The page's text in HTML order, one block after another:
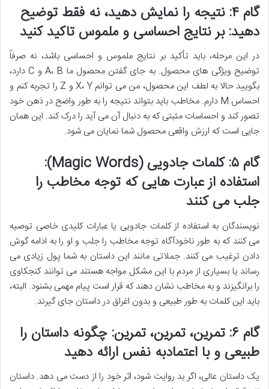
گام ۴: نتیجه را نمایش دهید، نه فقط توضیح
دهید: بر نتایج احساسی و ملموس تاکید کنید
در این مرحله، باید تأکید بر نتایج ملموس و احساسی باشد، نه صرفاً
توضیح ویژگی های محصول. به جای گفتن محصول ما A، B و C دارد،
بگویید حالا به لطف این محصول، من می توانم X، Y و Z را تجربه کنم و
احساس M دارم. مخاطب باید بتواند نتیجه را به طور واضح در ذهن خود
تصور کند و احساسات مثبتی که به دنبال آن می آید را درک کند. این همان
جایی است که ارزش واقعی محصول شما نمایان می شود.
گام ۵: کلمات جادویی (Magic Words):
استفاده از عبارت هایی که توجه مخاطب را
جلب می کنند
نویسندگان به استفاده از کلمات جادویی یا عبارات کلیدی خاصی توصیه
می کنند که به طور ناخودآگاه توجه مخاطب را جلب و او را به ادامه گوش
دادن ترغیب می کنند. جملاتی مانند این داستان به شما پول زیادی می
رساند یا بسیاری از مردم با این مشکل مواجه هستند می توانند کنجکاوی
را برانگیزند و به مخاطب نشان دهند که قرار است پیام مهمی بشنود. البته،
باید این کلمات به طور طبیعی و بدون اغراق در داستان جای گیرند.
گام ۶: تمرین، تمرین، تمرین: چگونه داستان را
طبیعی و با اعتمادبه نفس ارائه دهید
یک داستان عالی، اگر بد روایت شود، اثر خود را از دست می دهد. داستان